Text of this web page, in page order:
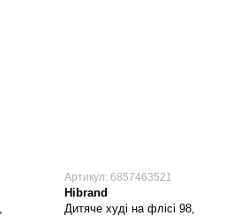
Артикул: 6857463521
Hibrand
Дитяче худі на флісі 98,